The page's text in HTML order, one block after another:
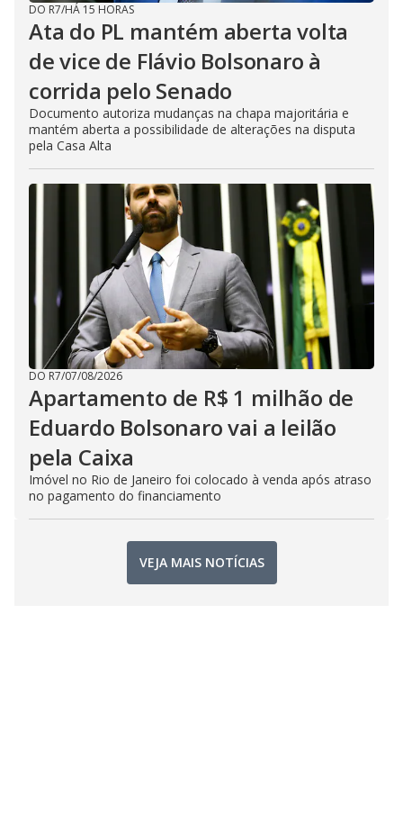
DO R7/HÁ 15 HORAS
Ata do PL mantém aberta volta
de vice de Flávio Bolsonaro à
corrida pelo Senado
Documento autoriza mudanças na chapa majoritária e
mantém aberta a possibilidade de alterações na disputa
pela Casa Alta
DO R7/07/08/2026
Apartamento de R$ 1 milhão de
Eduardo Bolsonaro vai a leilão
pela Caixa
Imóvel no Rio de Janeiro foi colocado à venda após atraso
no pagamento do financiamento
VEJA MAIS NOTÍCIAS